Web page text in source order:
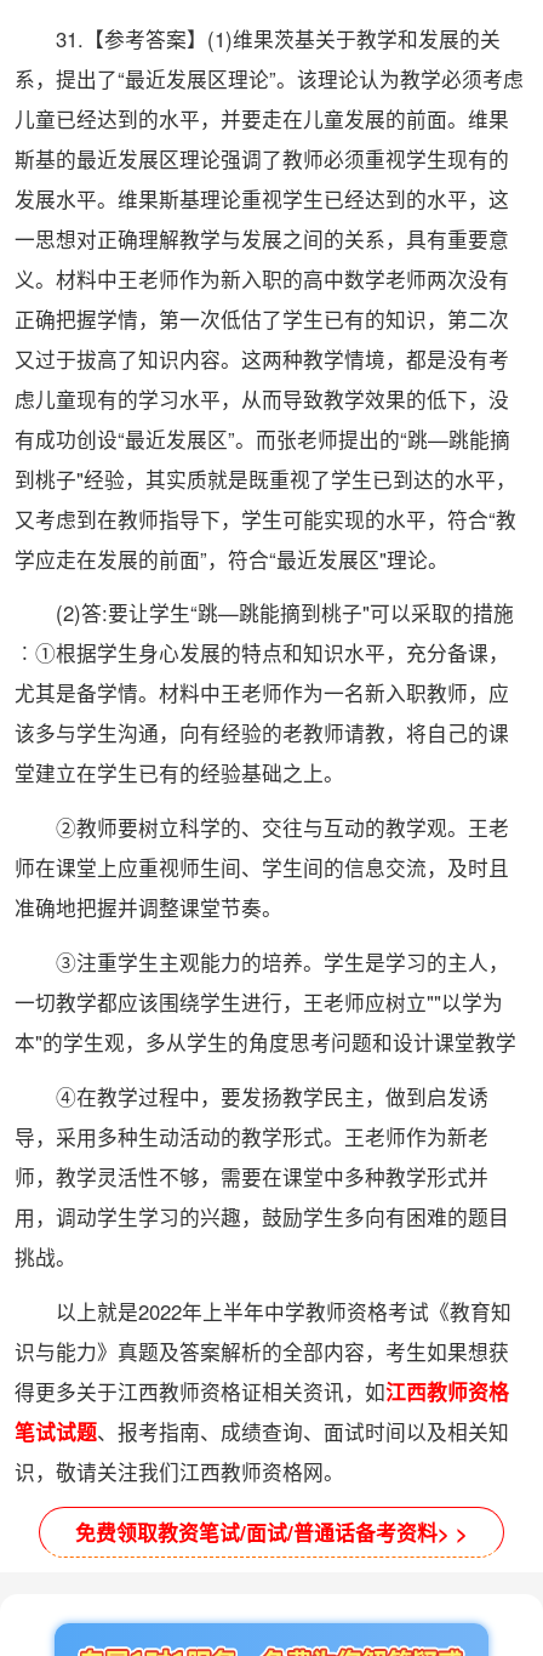
31.【参考答案】(1)维果茨基关于教学和发展的关
系，提出了“最近发展区理论”。该理论认为教学必须考虑
儿童已经达到的水平，并要走在儿童发展的前面。维果
斯基的最近发展区理论强调了教师必须重视学生现有的
发展水平。维果斯基理论重视学生已经达到的水平，这
一思想对正确理解教学与发展之间的关系，具有重要意
义。材料中王老师作为新入职的高中数学老师两次没有
正确把握学情，第一次低估了学生已有的知识，第二次
又过于拔高了知识内容。这两种教学情境，都是没有考
虑儿童现有的学习水平，从而导致教学效果的低下，没
有成功创设“最近发展区”。而张老师提出的“跳—跳能摘
到桃子"经验，其实质就是既重视了学生已到达的水平，
又考虑到在教师指导下，学生可能实现的水平，符合“教
学应走在发展的前面”，符合“最近发展区"理论。
(2)答:要让学生“跳—跳能摘到桃子"可以采取的措施
︰①根据学生身心发展的特点和知识水平，充分备课，
尤其是备学情。材料中王老师作为一名新入职教师，应
该多与学生沟通，向有经验的老教师请教，将自己的课
堂建立在学生已有的经验基础之上。
②教师要树立科学的、交往与互动的教学观。王老
师在课堂上应重视师生间、学生间的信息交流，及时且
准确地把握并调整课堂节奏。
③注重学生主观能力的培养。学生是学习的主人，
一切教学都应该围绕学生进行，王老师应树立""以学为
本"的学生观，多从学生的角度思考问题和设计课堂教学
④在教学过程中，要发扬教学民主，做到启发诱
导，采用多种生动活动的教学形式。王老师作为新老
师，教学灵活性不够，需要在课堂中多种教学形式并
用，调动学生学习的兴趣，鼓励学生多向有困难的题目
挑战。
以上就是2022年上半年中学教师资格考试《教育知
识与能力》真题及答案解析的全部内容，考生如果想获
得更多关于江西教师资格证相关资讯，如江西教师资格
笔试试题、报考指南、成绩查询、面试时间以及相关知
识，敬请关注我们​江西教师资格网。
免费领取教资笔试/面试/普通话备考资料> >